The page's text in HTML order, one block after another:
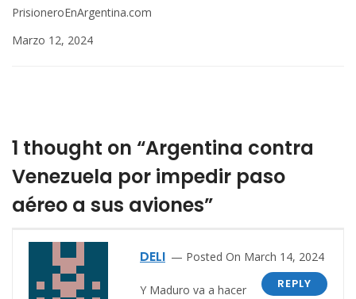
PrisioneroEnArgentina.com
Marzo 12, 2024
1 thought on “Argentina contra
Venezuela por impedir paso
aéreo a sus aviones”
DELI
Posted On March 14, 2024
REPLY
Y Maduro va a hacer